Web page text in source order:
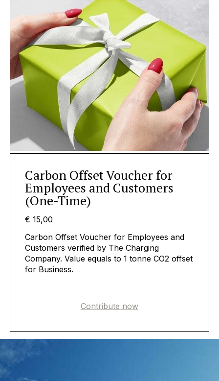
Carbon Offset Voucher for
Employees and Customers
(One-Time)
€ 15,00
Carbon Offset Voucher for Employees and
Customers verified by The Charging
Company. Value equals to 1 tonne CO2 offset
for Business.
Contribute now